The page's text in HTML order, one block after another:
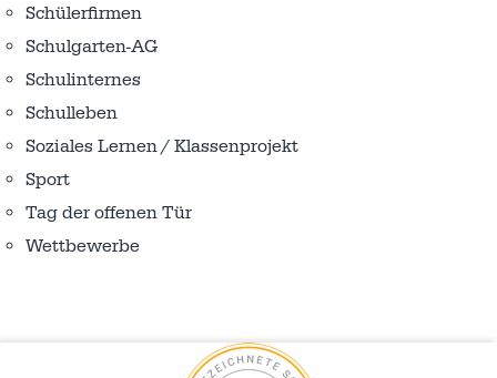
Schülerfirmen
Schulgarten-AG
Schulinternes
Schulleben
Soziales Lernen / Klassenprojekt
Sport
Tag der offenen Tür
Wettbewerbe